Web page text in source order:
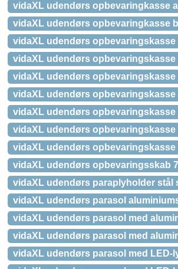
vidaXL udendørs opbevaringkasse
vidaXL udendørs opbevaringkasse
vidaXL udendørs
vidaXL udendørs opbevaringskasse
vidaXL udendørs
vidaXL udendørs
vidaXL udendørs
vidaXL udendørs opbevaringskasse
vidaXL udendørs opbevaringskasse
vidaXL udendørs opbevaringsskab
vidaXL udendørs paraplyholder stål
vidaXL udendørs parasol
vidaXL udendørs parasol med
vidaXL udendørs parasol med
vidaXL udendørs parasol med